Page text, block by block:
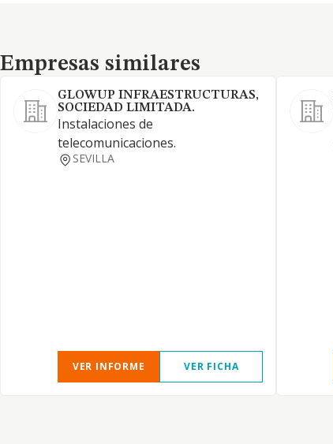
Empresas similares
Empresas similares
GLOWUP INFRAESTRUCTURAS,
SOCIEDAD LIMITADA.
Instalaciones de
telecomunicaciones.
SEVILLA
VER INFORME VER FICHA